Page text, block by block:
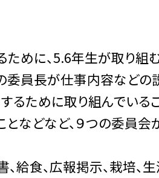
めに、5.6年生が取り組
員長が仕事内容などの
るために取り組んでいる
などなど、９つの委員会
、給食、広報掲示、栽培